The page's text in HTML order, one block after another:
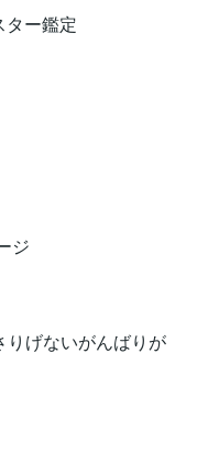
ター鑑定
ジ
りげないがんばりが